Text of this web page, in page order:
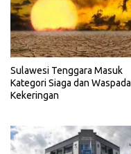
Sulawesi Tenggara Masuk
Kategori Siaga dan Waspada
Kekeringan